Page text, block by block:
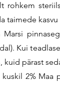
rohkem
taimede
Kui
kuid pärast
2%